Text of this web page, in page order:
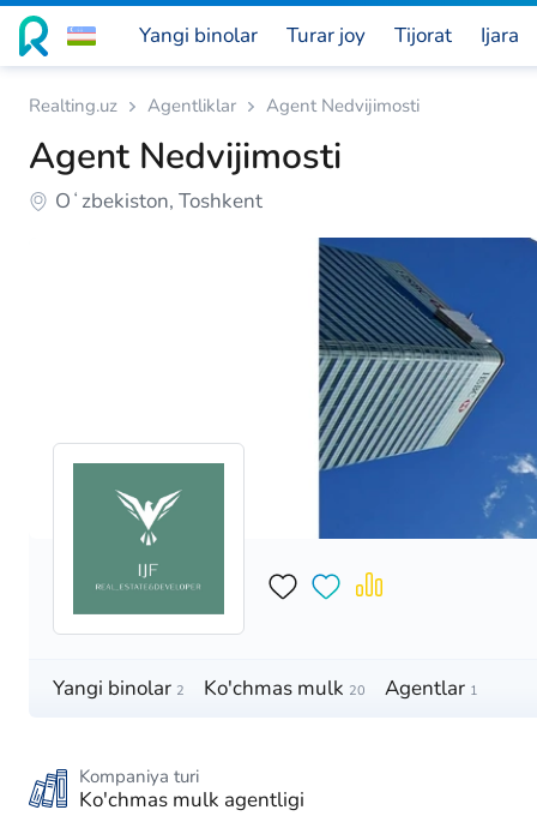
Yangi binolar Turar joy Tijorat Ijara
Realting.uz Agentliklar Agent Nedvijimosti
Agent Nedvijimosti
Oʻzbekiston, Toshkent
Yangi binolar 2 Ko'chmas mulk 20 Agentlar 1
Kompaniya turi
Ko'chmas mulk agentligi